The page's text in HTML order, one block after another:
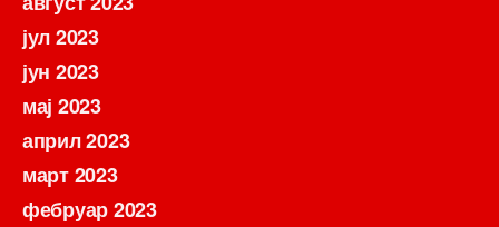
јул 2023
јун 2023
мај 2023
април 2023
март 2023
фебруар 2023